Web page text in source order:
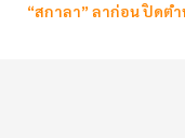
“สกาลา” ลาก่อน ปิดต